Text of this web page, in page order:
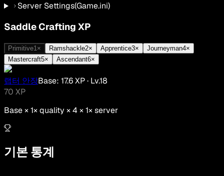
Server Settings(Game.ini)
Saddle Crafting XP
Primitive1 × Ramshackle2× Apprentice3× Journeyman4×
Mastercraft5× Ascendant6×
랩터 안장Base: 17.6XP· Lv.18
70 XP
Base ×1× quality × 4 ×1× server
기본 통계